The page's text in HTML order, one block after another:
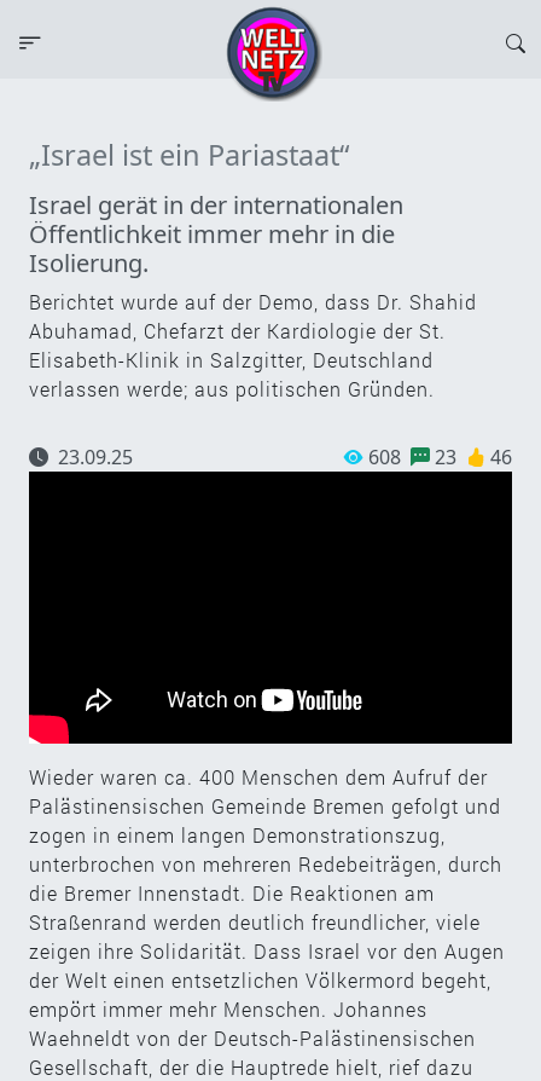
„Israel ist ein Pariastaat“
Israel gerät in der internationalen
Öffentlichkeit immer mehr in die
Isolierung.
Berichtet wurde auf der Demo, dass Dr. Shahid
Abuhamad, Chefarzt der Kardiologie der St.
Elisabeth-Klinik in Salzgitter, Deutschland
verlassen werde; aus politischen Gründen.
23.09.25 608 23 46
Wieder waren ca. 400 Menschen dem Aufruf der
Palästinensischen Gemeinde Bremen gefolgt und
zogen in einem langen Demonstrationszug,
unterbrochen von mehreren Redebeiträgen, durch
die Bremer Innenstadt. Die Reaktionen am
Straßenrand werden deutlich freundlicher, viele
zeigen ihre Solidarität. Dass Israel vor den Augen
der Welt einen entsetzlichen Völkermord begeht,
empört immer mehr Menschen. Johannes
Waehneldt von der Deutsch-Palästinensischen
Gesellschaft, der die Hauptrede hielt, rief dazu